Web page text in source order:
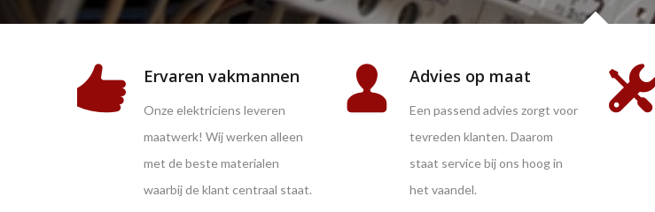
Ervaren vakmannen
Onze elektriciens leveren
maatwerk! Wij werken alleen
met de beste materialen
waarbij de klant centraal staat.
Advies op maat
Een passend advies zorgt voor
tevreden klanten. Daarom
staat service bij ons hoog in
het vaandel.